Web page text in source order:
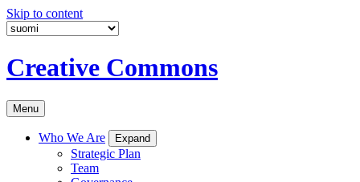
Skip to content
Creative Commons
Menu
Who We Are Expand
Strategic Plan
Team